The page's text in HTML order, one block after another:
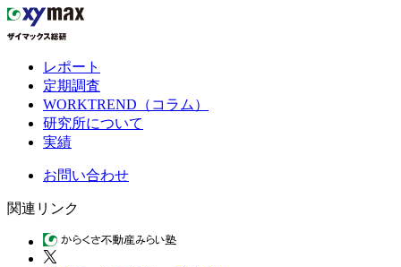
レポート
定期調査
WORKTREND（コラム）
研究所について
実績
お問い合わせ
関連リンク